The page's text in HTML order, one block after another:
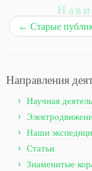
← Старые
Направления
Научная
Наши
Статьи
Знаменитые